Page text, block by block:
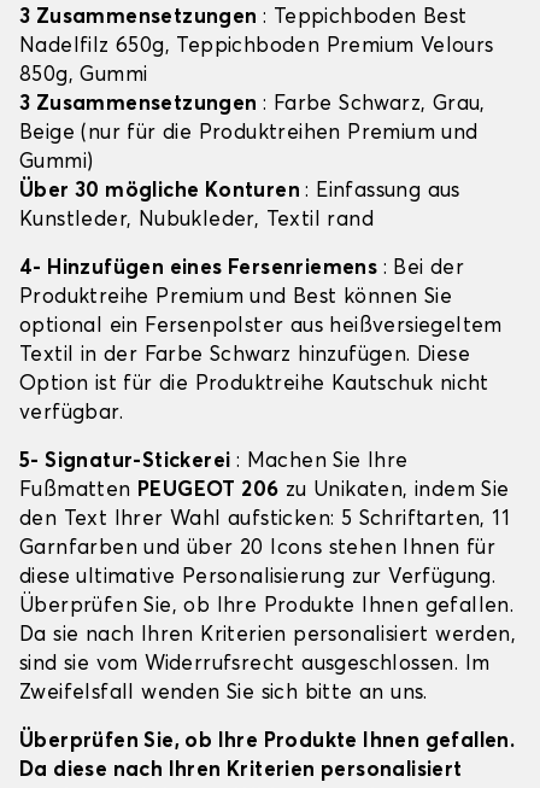
3 Zusammensetzungen : Teppichboden Best
Nadelfilz 650g, Teppichboden Premium Velours
850g, Gummi
3 Zusammensetzungen : Farbe Schwarz, Grau,
Beige (nur für die Produktreihen Premium und
Gummi)
Über 30 mögliche Konturen: Einfassung aus
Kunstleder, Nubukleder, Textil rand
4- Hinzufügen eines Fersenriemens : Bei der
Produktreihe Premium und Best können Sie
optional ein Fersenpolster aus heißversiegeltem
Textil in der Farbe Schwarz hinzufügen. Diese
Option ist für die Produktreihe Kautschuk nicht
verfügbar.
5- Signatur-Stickerei : Machen Sie Ihre
Fußmatten PEUGEOT 206 zu Unikaten, indem Sie
den Text Ihrer Wahl aufsticken: 5 Schriftarten, 11
Garnfarben und über 20 Icons stehen Ihnen für
diese ultimative Personalisierung zur Verfügung.
Überprüfen Sie, ob Ihre Produkte Ihnen gefallen.
Da sie nach Ihren Kriterien personalisiert werden,
sind sie vom Widerrufsrecht ausgeschlossen. Im
Zweifelsfall wenden Sie sich bitte an uns.
Überprüfen Sie, ob Ihre Produkte Ihnen gefallen.
Da diese nach Ihren Kriterien personalisiert